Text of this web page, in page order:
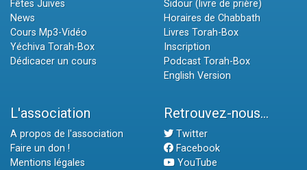
Fêtes Juives
News
Cours Mp3-Vidéo
Yéchiva Torah-Box
Dédicacer un cours
Sidour (livre de prière)
Horaires de Chabbath
Livres Torah-Box
Inscription
Podcast Torah-Box
English Version
L'association
A propos de l'association
Faire un don !
Mentions légales
Retrouvez-nous...
Twitter
Facebook
YouTube